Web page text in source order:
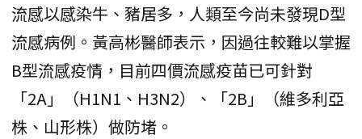
流感以感染牛、豬居多，人類至今尚未發現D型
流感病例。黃高彬醫師表示，因過往較難以掌握
B型流感疫情，目前四價流感疫苗已可針對
「2A」（H1N1、H3N2）、「2B」（維多利亞
株、山形株）做防堵。